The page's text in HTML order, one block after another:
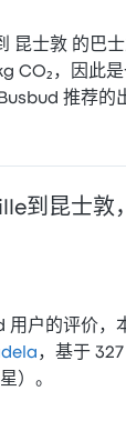
昆士敦 的巴
CO₂，因此
推荐的
到昆士敦
用户的评价，
，基于
）。